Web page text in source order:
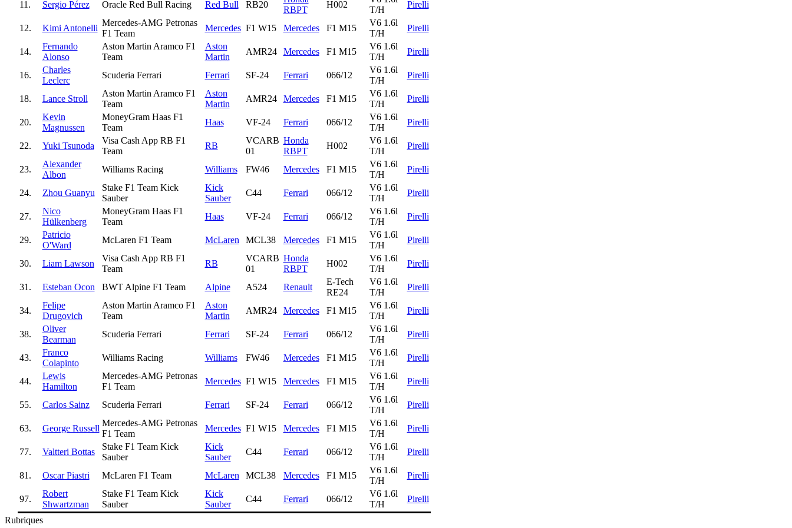
11. Sergio Pérez Oracle Red Bull Racing Red Bull RB20
RBPT
H002
T/H
Pirelli
12. Kimi Antonelli
Mercedes-AMG Petronas
F1 Team
Mercedes F1 W15 Mercedes F1 M15
V6 1.6l
T/H
Pirelli
14.
Fernando
Alonso
Aston Martin Aramco F1
Team
Aston
Martin
AMR24 Mercedes F1 M15
V6 1.6l
T/H
Pirelli
16.
Charles
Leclerc
Scuderia Ferrari Ferrari SF-24 Ferrari 066/12
V6 1.6l
T/H
Pirelli
18. Lance Stroll
Aston Martin Aramco F1
Team
Aston
Martin
AMR24 Mercedes F1 M15
V6 1.6l
T/H
Pirelli
20.
Kevin
Magnussen
MoneyGram Haas F1
Team
Haas VF-24 Ferrari 066/12
V6 1.6l
T/H
Pirelli
22. Yuki Tsunoda
Visa Cash App RB F1
Team
RB
VCARB
01
Honda
RBPT
H002
V6 1.6l
T/H
Pirelli
23.
Alexander
Albon
Williams Racing Williams FW46 Mercedes F1 M15
V6 1.6l
T/H
Pirelli
24. Zhou Guanyu
Stake F1 Team Kick
Sauber
Kick
Sauber
C44 Ferrari 066/12
V6 1.6l
T/H
Pirelli
27.
Nico
Hülkenberg
MoneyGram Haas F1
Team
Haas VF-24 Ferrari 066/12
V6 1.6l
T/H
Pirelli
29.
Patricio
O'Ward
McLaren F1 Team McLaren MCL38 Mercedes F1 M15
V6 1.6l
T/H
Pirelli
30. Liam Lawson
Visa Cash App RB F1
Team
RB
VCARB
01
Honda
RBPT
H002
V6 1.6l
T/H
Pirelli
31. Esteban Ocon BWT Alpine F1 Team Alpine A524 Renault
E-Tech
RE24
V6 1.6l
T/H
Pirelli
34.
Felipe
Drugovich
Aston Martin Aramco F1
Team
Aston
Martin
AMR24 Mercedes F1 M15
V6 1.6l
T/H
Pirelli
38.
Oliver
Bearman
Scuderia Ferrari Ferrari SF-24 Ferrari 066/12
V6 1.6l
T/H
Pirelli
43.
Franco
Colapinto
Williams Racing Williams FW46 Mercedes F1 M15
V6 1.6l
T/H
Pirelli
44.
Lewis
Hamilton
Mercedes-AMG Petronas
F1 Team
Mercedes F1 W15 Mercedes F1 M15
V6 1.6l
T/H
Pirelli
55. Carlos Sainz Scuderia Ferrari Ferrari SF-24 Ferrari 066/12
V6 1.6l
T/H
Pirelli
63. George Russell
Mercedes-AMG Petronas
F1 Team
Mercedes F1 W15 Mercedes F1 M15
V6 1.6l
T/H
Pirelli
77. Valtteri Bottas
Stake F1 Team Kick
Sauber
Kick
Sauber
C44 Ferrari 066/12
V6 1.6l
T/H
Pirelli
81. Oscar Piastri McLaren F1 Team McLaren MCL38 Mercedes F1 M15
V6 1.6l
T/H
Pirelli
97.
Robert
Shwartzman
Stake F1 Team Kick
Sauber
Kick
Sauber
C44 Ferrari 066/12
V6 1.6l
T/H
Pirelli
Rubriques